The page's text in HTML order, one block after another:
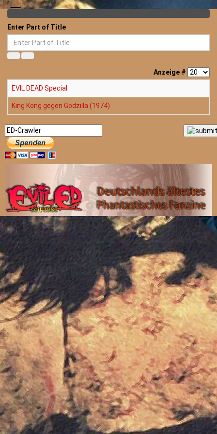
Enter Part of Title
Anzeige #
EVIL DEAD Special
King Kong gegen Godzilla (1974)